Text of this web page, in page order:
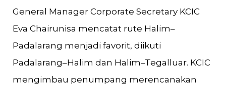
General Manager Corporate Secretary KCIC
Eva Chairunisa mencatat rute Halim–
Padalarang menjadi favorit, diikuti
Padalarang–Halim dan Halim–Tegalluar. KCIC
mengimbau penumpang merencanakan